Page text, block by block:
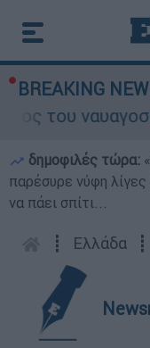
BREAKING
του
δημοφιλές τώρα:
παρέσυρε νύφη
να πάει σπίτι...
┋ Ελλάδα ┋